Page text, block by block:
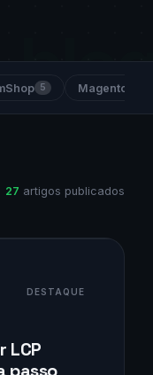
5 Magento
27 artigos publicados
DESTAQUE
LCP